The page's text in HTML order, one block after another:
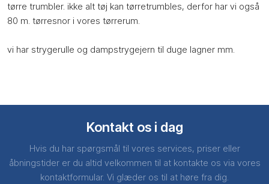
tørre trumbler. ikke alt tøj kan tørretrumbles, derfor har vi også
80 m. tørresnor i vores tørrerum.
vi har strygerulle og dampstrygejern til duge lagner mm.
Kontakt os i dag
Hvis du har spørgsmål til vores services, priser eller
åbningstider er du altid velkommen til at kontakte os via vores
kontaktformular. Vi glæder os til at høre fra dig.